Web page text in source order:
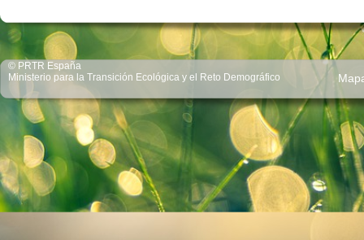
© PRTR España
Ministerio para la Transición Ecológica y el Reto Demográfico